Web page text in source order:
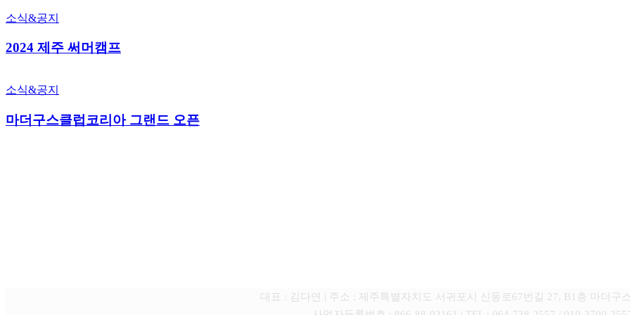
소식&공지
2024 제주 써머캠프
소식&공지
마더구스클럽코리아 그랜드 오픈
대표 : 김다연 | 주소 : 제주특별자치도 서귀포시 신동로67번길 27, B1층 마더구